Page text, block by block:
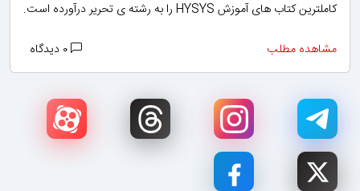
کاملترین کتاب های آموزش HYSYS را به رشته ی تحریر درآورده است.
مشاهده مطلب